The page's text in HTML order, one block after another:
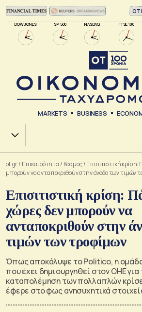
DOW JONES SP 500 NASDAQ FTSE 100
ΟΤ
MARKETS BUSINESS
Χ.Α.
ot.gr/ Επικαιρότητα / Κόσμος/Επισιτιστική
μπορούν να ανταποκριθούν στην άνοδο των τιμών
Επισιτιστική κρίση:
χώρες δεν μπορούν να
ανταποκριθούν στην
τιμών των τροφίμων
Όπως αποκάλυψε το Politico, η
που έχει δημιουργηθεί στον ΟΗΕ για
καταπολέμηση των πολλαπλών
έφερε στο φως ανησυχητικά